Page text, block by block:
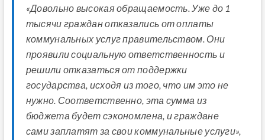
«Довольно высокая обращаемость. Уже до 1
тысячи граждан отказались от оплаты
коммунальных услуг правительством. Они
проявили социальную ответственность и
решили отказаться от поддержки
государства, исходя из того, что им это не
нужно. Соответственно, эта сумма из
бюджета будет сэкономлена, и граждане
сами заплатят за свои коммунальные услуги»,